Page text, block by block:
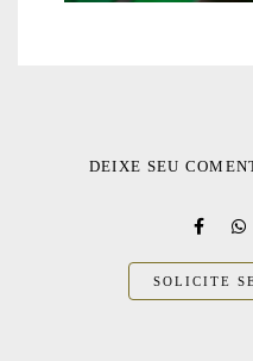
DEIXE SEU
SOLICITE